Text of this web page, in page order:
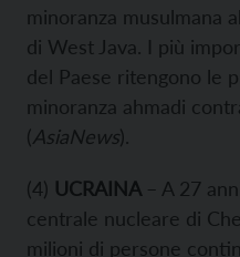
minoranza musulmana
di West Java. I più
del Paese ritengono le
minoranza ahmadi
(AsiaNews).
(4) UCRAINA – A 27
centrale nucleare di
milioni di persone